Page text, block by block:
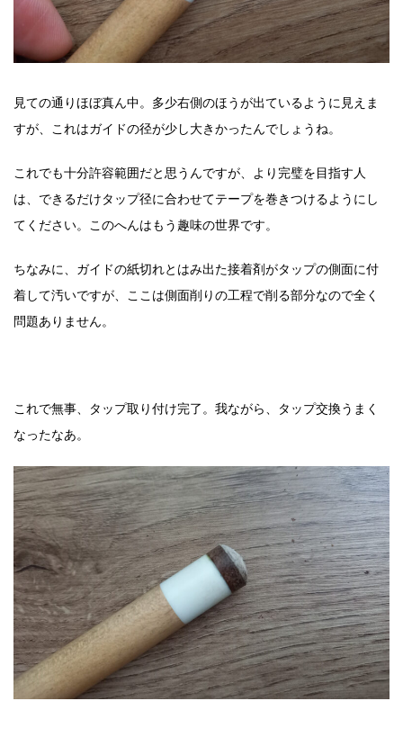
見ての通りほぼ真ん中。多少右側のほうが出ているように見えま
すが、これはガイドの径が少し大きかったんでしょうね。
これでも十分許容範囲だと思うんですが、より完璧を目指す人
は、できるだけタップ径に合わせてテープを巻きつけるようにし
てください。このへんはもう趣味の世界です。
ちなみに、ガイドの紙切れとはみ出た接着剤がタップの側面に付
着して汚いですが、ここは側面削りの工程で削る部分なので全く
問題ありません。
これで無事、タップ取り付け完了。我ながら、タップ交換うまく
なったなあ。